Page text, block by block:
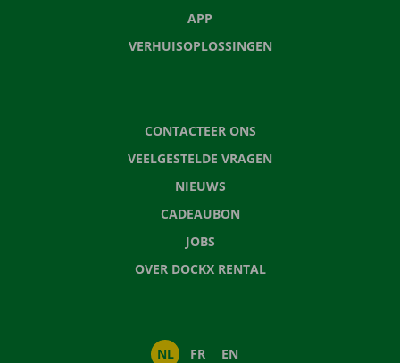
APP
VERHUISOPLOSSINGEN
CONTACTEER ONS
VEELGESTELDE VRAGEN
NIEUWS
CADEAUBON
JOBS
OVER DOCKX RENTAL
NL FR EN